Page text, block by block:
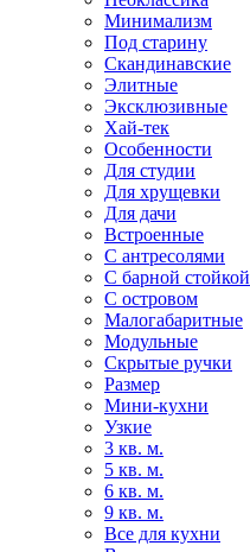
Минимализм
Под старину
Скандинавские
Элитные
Эксклюзивные
Хай-тек
Особенности
Для студии
Для хрущевки
Для дачи
Встроенные
С антресолями
С барной стойкой
С островом
Малогабаритные
Модульные
Скрытые ручки
Размер
Мини-кухни
Узкие
3 кв. м.
5 кв. м.
6 кв. м.
9 кв. м.
Все для кухни